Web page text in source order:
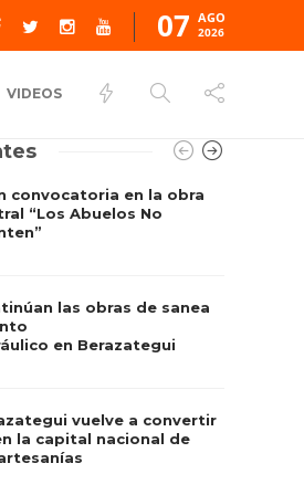
07 AGO
2026
VIDEOS
convocatoria en la obra
“Los Abuelos No
las obras de sanea
en Berazategui
vuelve a convertir
la capital nacional de